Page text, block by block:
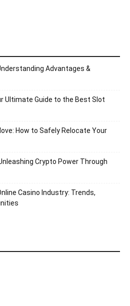
Advantages &
Ultimate Guide to the Best Slot
How to Safely Relocate Your
Crypto Power Through
Casino Industry: Trends,